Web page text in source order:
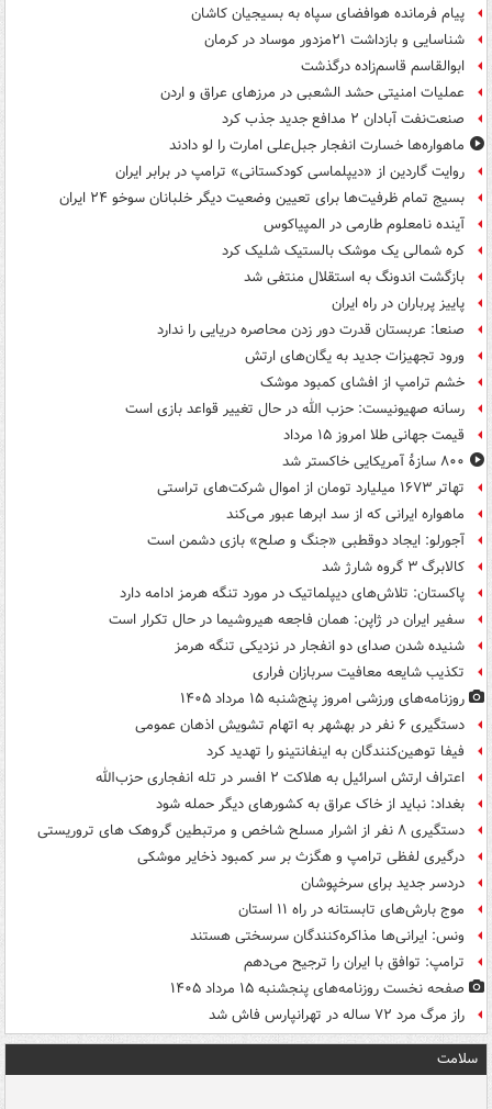
پیام فرمانده هوافضای سپاه به بسیجیان کاشان
شناسایی و بازداشت ۲۱مزدور موساد در کرمان
ابوالقاسم قاسم‌زاده درگذشت
عملیات امنیتی حشد الشعبی در مرزهای عراق و اردن
صنعت‌نفت آبادان ۲ مدافع جدید جذب کرد
ماهواره‌ها خسارت انفجار جبل‌علی امارت را لو دادند
روایت گاردین از «دیپلماسی کودکستانی» ترامپ در برابر ایران
بسیج تمام ظرفیت‌ها برای تعیین وضعیت دیگر خلبانان سوخو ۲۴ ایران
آینده نامعلوم طارمی در المپیاکوس
کره شمالی یک موشک بالستیک شلیک کرد
بازگشت اندونگ به استقلال منتفی شد
پاییز پرباران در راه ایران
صنعا: عربستان قدرت دور زدن محاصره دریایی را ندارد
ورود تجهیزات جدید به یگان‌های ارتش
خشم ترامپ از افشای کمبود موشک
رسانه صهیونیست: حزب الله در حال تغییر قواعد بازی است
قیمت جهانی طلا امروز ۱۵ مرداد
۸۰۰ سازۀ آمریکایی خاکستر شد
تهاتر ۱۶۷۳ میلیارد تومان از اموال شرکت‌های تراستی
ماهواره ایرانی که از سد ابرها عبور می‌کند
آجورلو: ایجاد دوقطبی «جنگ و صلح‌» بازی دشمن است
کالابرگ ۳ گروه شارژ شد
پاکستان: تلاش‌های دیپلماتیک در مورد تنگه هرمز ادامه دارد
سفیر ایران در ژاپن: همان فاجعه هیروشیما در حال تکرار است
شنیده شدن صدای دو انفجار در نزدیکی تنگه هرمز
تکذیب شایعه معافیت سربازان فراری
روزنامه‌های ورزشی امروز پنج‌شنبه ۱۵ مرداد ۱۴۰۵
دستگیری ۶ نفر در بهشهر به اتهام تشویش اذهان عمومی
فیفا توهین‌کنندگان به اینفانتینو را تهدید کرد
اعتراف ارتش اسرائیل به هلاکت ۲ افسر در تله انفجاری حزب‌الله
بغداد: نباید از خاک عراق به کشورهای دیگر حمله شود
دستگیری ۸ نفر از اشرار مسلح شاخص و مرتبطین گروهک های تروریستی
درگیری لفظی ترامپ و هگزث بر سر کمبود ذخایر موشکی
دردسر جدید برای سرخپوشان
موج بارش‌های تابستانه در راه ۱۱ استان
ونس: ایرانی‌ها مذاکره‌کنندگان سرسختی هستند
ترامپ: توافق با ایران را ترجیح می‌دهم
صفحه نخست روزنامه‌های پنجشنبه ۱۵ مرداد ۱۴۰۵
راز مرگ مرد ۷۲ ساله در تهرانپارس فاش شد
سلامت